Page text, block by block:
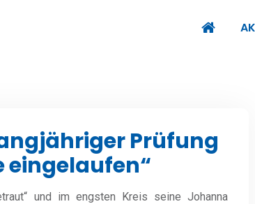
Prüfung
eingelaufen“
und im engsten Kreis seine Johanna